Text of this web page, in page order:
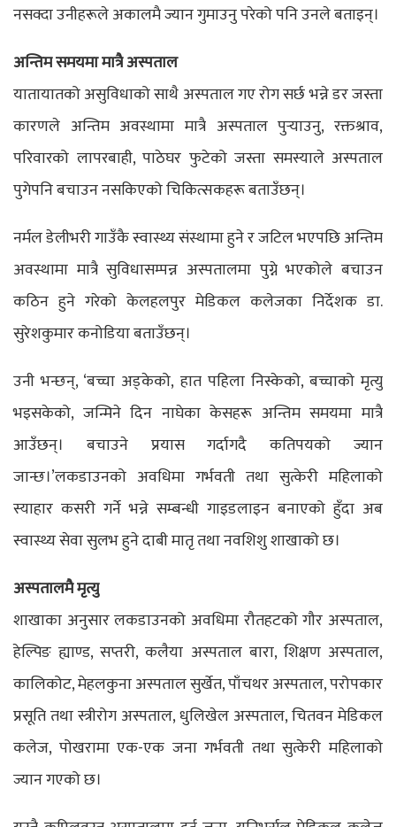
नसक्दा उनीहरूले अकालमै ज्यान गुमाउनु परेको पनि उनले बताइन्।
अन्तिम समयमा मात्रै अस्पताल
यातायातको असुविधाको साथै अस्पताल गए रोग सर्छ भन्ने डर जस्ता
कारणले अन्तिम अवस्थामा मात्रै अस्पताल पुर्‍याउनु, रक्तश्राव,
परिवारको लापरबाही, पाठेघर फुटेको जस्ता समस्याले अस्पताल
पुगेपनि बचाउन नसकिएको चिकित्सकहरू बताउँछन्।
नर्मल डेलीभरी गाउँकै स्वास्थ्य संस्थामा हुने र जटिल भएपछि अन्तिम
अवस्थामा मात्रै सुविधासम्पन्न अस्पतालमा पुग्ने भएकोले बचाउन
कठिन हुने गरेको केलहलपुर मेडिकल कलेजका निर्देशक डा.
सुरेशकुमार कनोडिया बताउँछन्।
उनी भन्छन्, ‘बच्चा अड्केको, हात पहिला निस्केको, बच्चाको मृत्यु
भइसकेको, जन्मिने दिन नाघेका केसहरू अन्तिम समयमा मात्रै
आउँछन्। बचाउने प्रयास गर्दागदै कतिपयको ज्यान
जान्छ।’लकडाउनको अवधिमा गर्भवती तथा सुत्केरी महिलाको
स्याहार कसरी गर्ने भन्ने सम्बन्धी गाइडलाइन बनाएको हुँदा अब
स्वास्थ्य सेवा सुलभ हुने दाबी मातृ तथा नवशिशु शाखाको छ।
अस्पतालमै मृत्यु
शाखाका अनुसार लकडाउनको अवधिमा रौतहटको गौर अस्पताल,
हेल्पिङ ह्याण्ड, सप्तरी, कलैया अस्पताल बारा, शिक्षण अस्पताल,
कालिकोट, मेहलकुना अस्पताल सुर्खेत, पाँचथर अस्पताल, परोपकार
प्रसूति तथा स्त्रीरोग अस्पताल, धुलिखेल अस्पताल, चितवन मेडिकल
कलेज, पोखरामा एक-एक जना गर्भवती तथा सुत्केरी महिलाको
ज्यान गएको छ।